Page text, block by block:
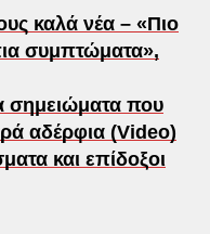
καλά νέα – «Πιο
συμπτώματα»,
σημειώματα που
αδέρφια (Video)
και επίδοξοι